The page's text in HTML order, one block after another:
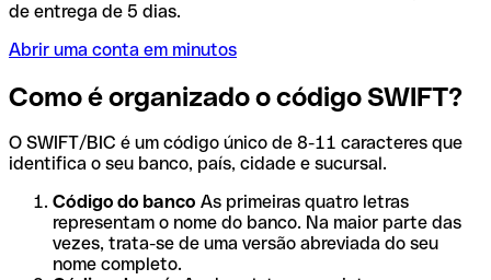
de entrega de 5 dias.
Abrir uma conta em minutos
Como é organizado o código SWIFT?
O SWIFT/BIC é um código único de 8-11 caracteres que
identifica o seu banco, país, cidade e sucursal.
Código do banco As primeiras quatro letras
representam o nome do banco. Na maior parte das
vezes, trata-se de uma versão abreviada do seu
nome completo.